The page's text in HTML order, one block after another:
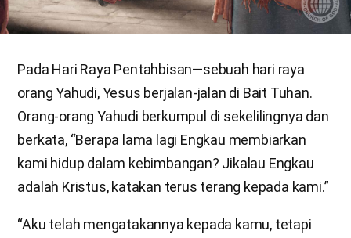
Pada Hari Raya Pentahbisan—sebuah hari raya
orang Yahudi, Yesus berjalan-jalan di Bait Tuhan.
Orang-orang Yahudi berkumpul di sekelilingnya dan
berkata, “Berapa lama lagi Engkau membiarkan
kami hidup dalam kebimbangan? Jikalau Engkau
adalah Kristus, katakan terus terang kepada kami.”
“Aku telah mengatakannya kepada kamu, tetapi